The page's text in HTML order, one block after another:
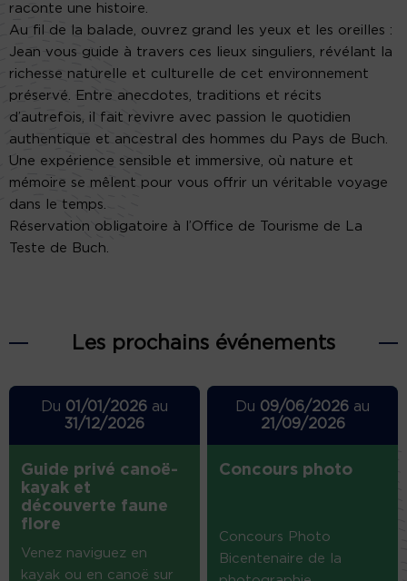
raconte une histoire.
Au fil de la balade, ouvrez grand les yeux et les oreilles :
Jean vous guide à travers ces lieux singuliers, révélant la
richesse naturelle et culturelle de cet environnement
préservé. Entre anecdotes, traditions et récits
d’autrefois, il fait revivre avec passion le quotidien
authentique et ancestral des hommes du Pays de Buch.
Une expérience sensible et immersive, où nature et
mémoire se mêlent pour vous offrir un véritable voyage
dans le temps.
Réservation obligatoire à l’Office de Tourisme de La
Teste de Buch.
Les prochains événements
Du 01/01/2026au
31/12/2026
Guide privé canoë-
kayak et
découverte faune
flore
Venez naviguez en
kayak ou en canoë sur
Du 09/06/2026 au
21/09/2026
Concours photo
Concours Photo
Bicentenaire de la